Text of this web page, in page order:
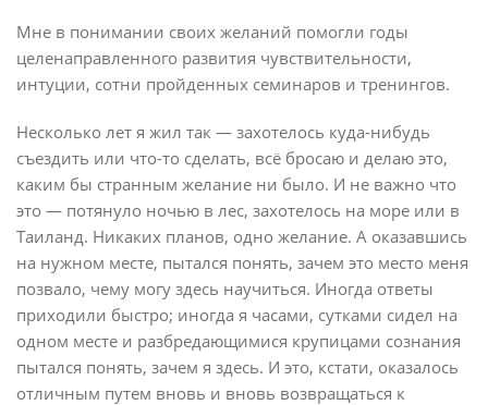
Мне в понимании своих желаний помогли годы
целенаправленного развития чувствительности,
интуции, сотни пройденных семинаров и тренингов.
Несколько лет я жил так — захотелось куда-нибудь
съездить или что-то сделать, всё бросаю и делаю это,
каким бы странным желание ни было. И не важно что
это — потянуло ночью в лес, захотелось на море или в
Таиланд. Никаких планов, одно желание. А оказавшись
на нужном месте, пытался понять, зачем это место меня
позвало, чему могу здесь научиться. Иногда ответы
приходили быстро; иногда я часами, сутками сидел на
одном месте и разбредающимися крупицами сознания
пытался понять, зачем я здесь. И это, кстати, оказалось
отличным путем вновь и вновь возвращаться к